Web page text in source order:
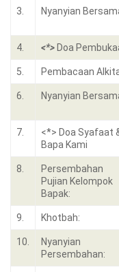
3. Nyanyian
4. <*> Doa
5. Pembacaan
6. Nyanyian
7.
<*> Doa Syafaat
Bapa Kami
8.
Persembahan
Pujian Kelompok
Bapak:
9. Khotbah:
10.
Nyanyian
Persembahan: